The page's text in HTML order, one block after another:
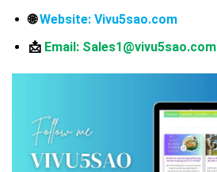
🌐Website: Vivu5sao.com
📩 Email: Sales1@vivu5sao.com